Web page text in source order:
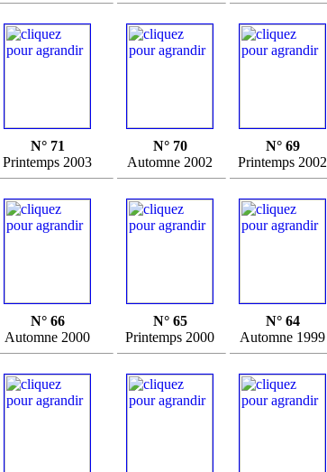
N° 71
Printemps 2003
N° 70
Automne 2002
N° 69
Printemps 2002
N° 66
Automne 2000
N° 65
Printemps 2000
N° 64
Automne 1999